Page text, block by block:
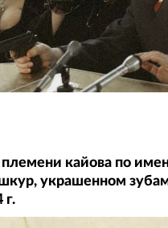
кайова по
украшенном
г.